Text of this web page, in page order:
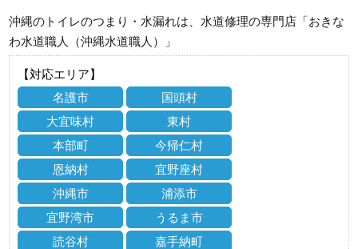
沖縄のトイレのつまり・水漏れは、水道修理の専門店「おきな
わ水道職人（沖縄水道職人）」
【対応エリア】
名護市
国頭村
大宜味村
東村
本部町
今帰仁村
恩納村
宜野座村
沖縄市
浦添市
宜野湾市
うるま市
読谷村
嘉手納町